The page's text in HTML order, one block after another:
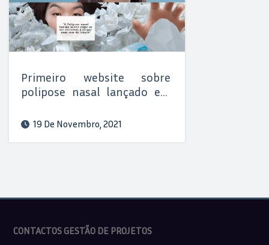
Primeiro website sobre
polipose nasal lançado em
19 De Novembro, 2021
CONTACTOS GESTÃO DE PROJETOS